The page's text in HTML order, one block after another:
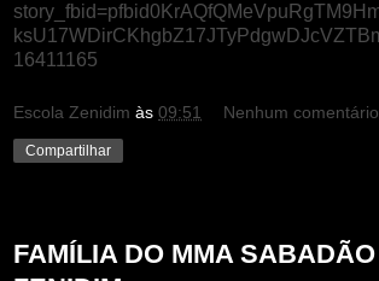
16411165
Escola Zenidim às 09:51 Nenhum
Compartilhar
FAMÍLIA DO MMA